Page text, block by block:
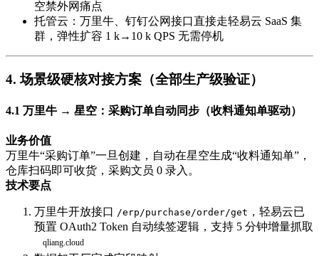
空禁外网痛点
托管云：万里牛、钉钉公网接口直接走轻易云 SaaS 集
群，弹性扩容 1 k→10 k QPS 无需停机
4. 场景级硬核对接方案（全部生产级验证）
4.1 万里牛 → 星空：采购订单自动同步（收料通知单驱动）
业务价值
万里牛“采购订单”一旦创建，自动在星空生成“收料通知单”，
仓库扫码即可收货，采购文员 0 录入。
技术要点
万里牛开放接口 /erp/purchase/order/get ，轻易云已
预置 OAuth2 Token 自动续签逻辑，支持 5 分钟增量抓取